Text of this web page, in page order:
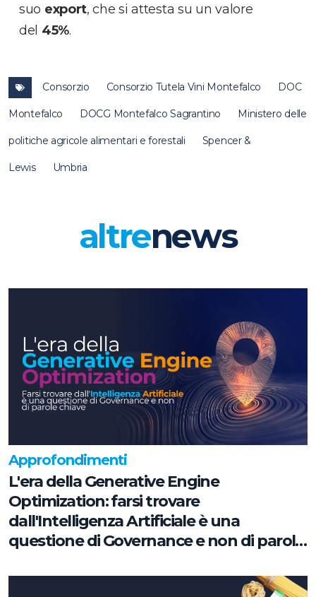
suo export, che si attesta su un valore
del 45%.
Consorzio Consorzio Tutela Vini Montefalco DOC
Montefalco DOCG Montefalco Sagrantino Ministero delle
politiche agricole alimentari e forestali Spencer &
Lewis Umbria
altrenews
Approfondimenti
L'era della Generative Engine
Optimization: farsi trovare
dall'Intelligenza Artificiale è una
questione di Governance e non di parole